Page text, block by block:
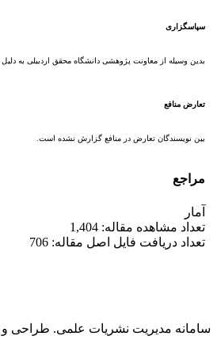
سپاسگزاری
بدین وسیله از معاونت پژوهشی دانشگاه محقق اردبیلی به
تعارض منافع
بین نویسندگان تعارض در منافع گزارش نشده است.
مراجع
آمار
تعداد مشاهده مقاله: 1,404
تعداد دریافت فایل اصل مقاله: 706
سامانه مدیریت نشریات علمی. طراحی و